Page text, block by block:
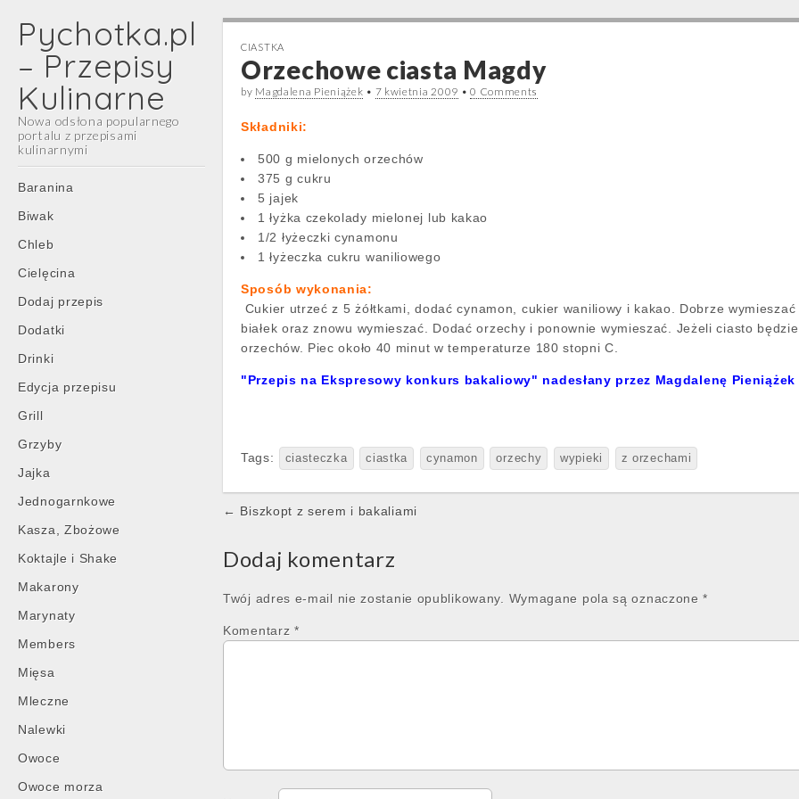
Pychotka.pl
– Przepisy
Kulinarne
Nowa odsłona popularnego
portalu z przepisami
kulinarnymi
Main
menu
Skip
content
Baranina
Biwak
Chleb
Cielęcina
Dodaj przepis
Dodatki
Drinki
Edycja przepisu
Grill
Grzyby
Jajka
Jednogarnkowe
Kasza, Zbożowe
Koktajle i Shake
Makarony
Marynaty
Members
Mięsa
Mleczne
Nalewki
Owoce
Owoce morza
CIASTKA
Orzechowe ciasta Magdy
by Magdalena Pieniążek • 7 kwietnia 2009 •0 Comments
Składniki:
500 g mielonych orzechów
375 g cukru
5 jajek
1 łyżka czekolady mielonej lub kakao
1/2 łyżeczki cynamonu
1 łyżeczka cukru waniliowego
Sposób wykonania:
Cukier utrzeć z 5 żółtkami, dodać cynamon, cukier waniliowy i kakao. Dobrze
białek oraz znowu wymieszać. Dodać orzechy i ponownie wymieszać. Jeżeli ciasto
orzechów. Piec około 40 minut w temperaturze 180 stopni C.
"Przepis na Ekspresowy konkurs bakaliowy" nadesłany przez Magdalenę Pieniążek
Tags: ciasteczka ciastka cynamon orzechy wypieki z orzechami
Post
← Biszkopt z serem i bakaliami
Dodaj komentarz
Twój adres e-mail nie zostanie opublikowany. Wymagane pola są oznaczone*
Komentarz *